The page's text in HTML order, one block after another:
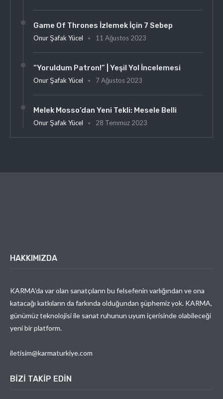
Game Of Thrones İzlemek İçin 7 Sebep
Onur Şafak Yücel 11 Ağustos 2023
“Yoruldum Patron!” | Yeşil Yol İncelemesi
Onur Şafak Yücel 7 Ağustos 2023
Melek Mosso’dan Yeni Tekli: Mesele Belli
Onur Şafak Yücel 28 Temmuz 2023
HAKKIMIZDA
KARMA’da var olan sanatçıların bu felsefenin varlığından ve ona
katacağı katkıların da farkında olduğundan şüphemiz yok. KARMA,
günümüz teknolojisi ile sanat ruhunun uyum içerisinde olabileceği
yeni bir platform.
iletisim@karmaturkiye.com
BIZI TAKIP EDIN